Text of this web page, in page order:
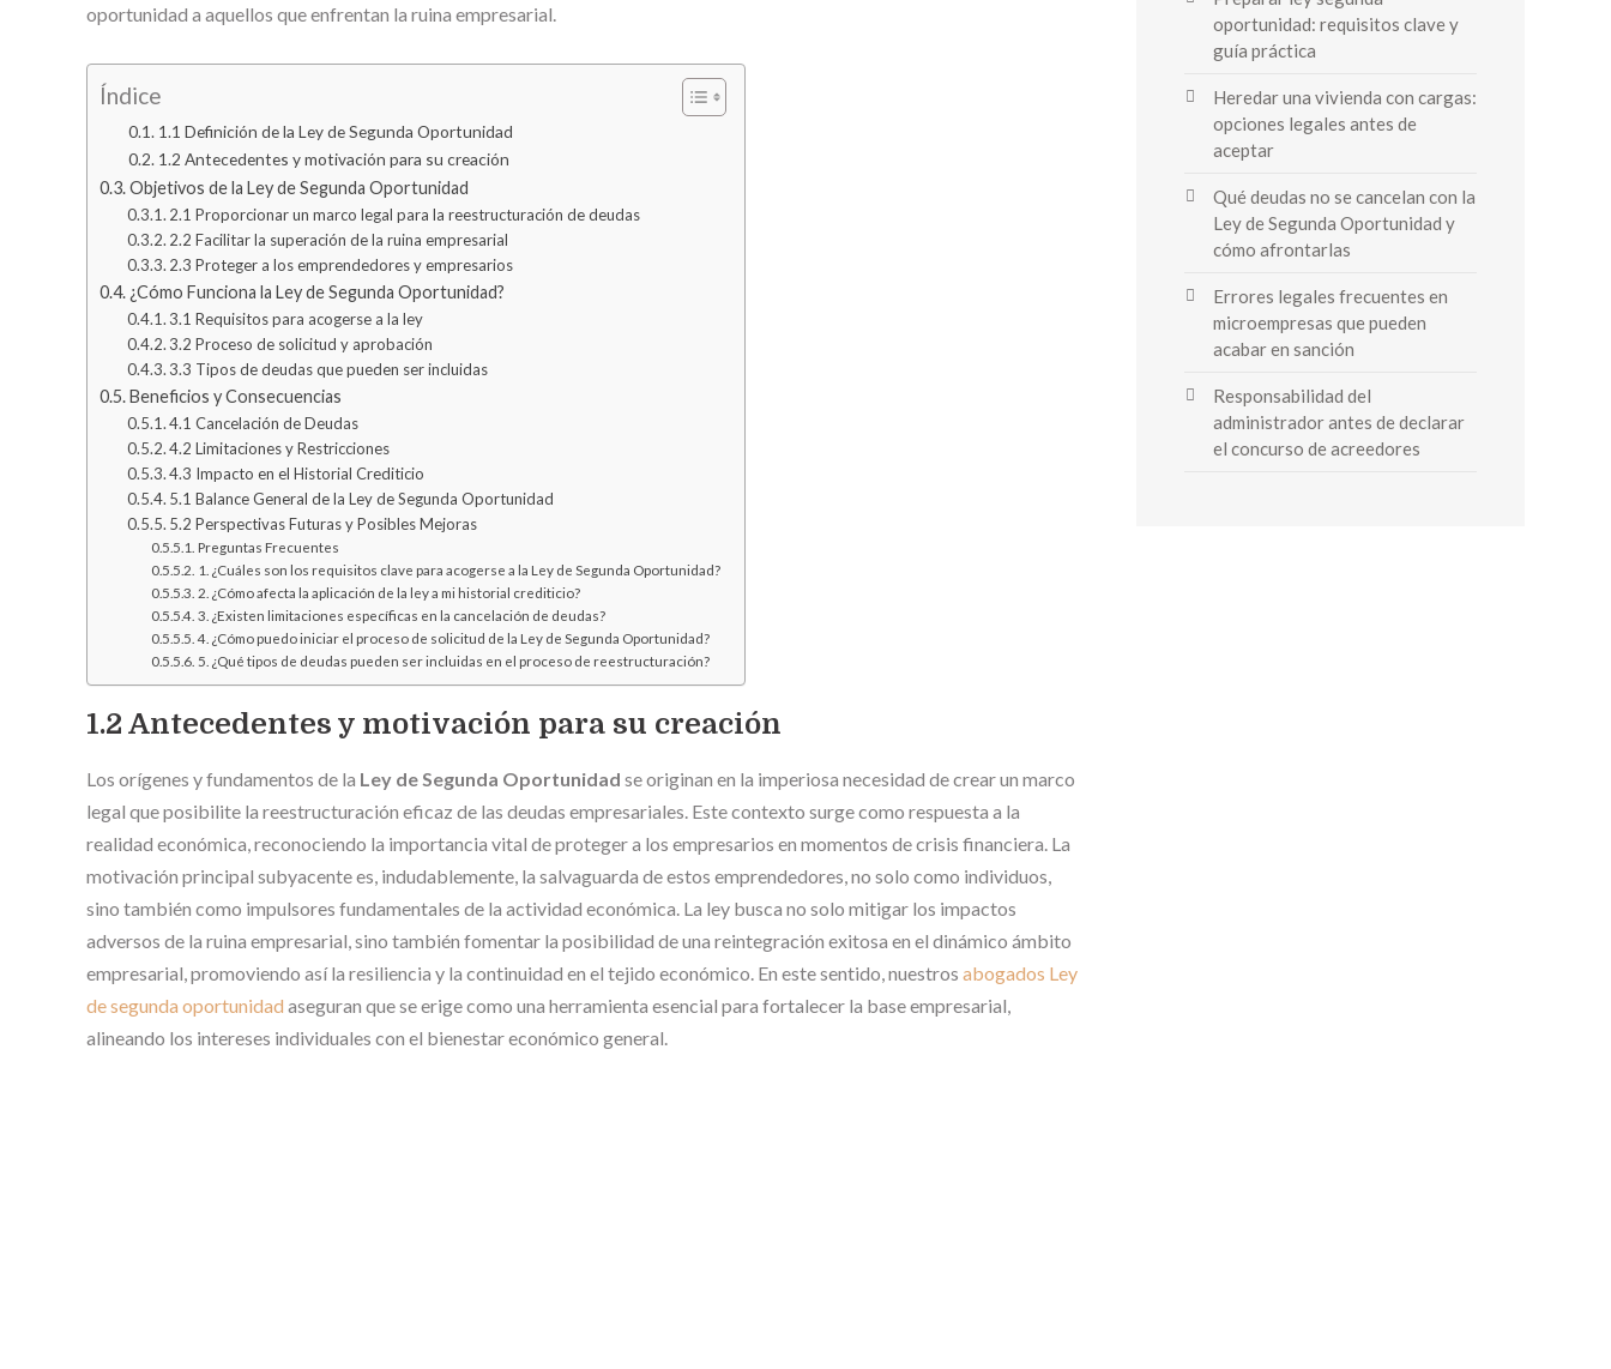
oportunidad a aquellos que enfrentan la ruina empresarial.
Índice
1.1 Definición de la Ley de Segunda Oportunidad
1.2 Antecedentes y motivación para su creación
Objetivos de la Ley de Segunda Oportunidad
2.1 Proporcionar un marco legal para la reestructuración de deudas
2.2 Facilitar la superación de la ruina empresarial
2.3 Proteger a los emprendedores y empresarios
¿Cómo Funciona la Ley de Segunda Oportunidad?
3.1 Requisitos para acogerse a la ley
3.2 Proceso de solicitud y aprobación
3.3 Tipos de deudas que pueden ser incluidas
Beneficios y Consecuencias
4.1 Cancelación de Deudas
4.2 Limitaciones y Restricciones
4.3 Impacto en el Historial Crediticio
5.1 Balance General de la Ley de Segunda Oportunidad
5.2 Perspectivas Futuras y Posibles Mejoras
Preguntas Frecuentes
1. ¿Cuáles son los requisitos clave para acogerse a la Ley de Segunda Oportunidad?
2. ¿Cómo afecta la aplicación de la ley a mi historial crediticio?
3. ¿Existen limitaciones específicas en la cancelación de deudas?
4. ¿Cómo puedo iniciar el proceso de solicitud de la Ley de Segunda Oportunidad?
5. ¿Qué tipos de deudas pueden ser incluidas en el proceso de reestructuración?
1.2 Antecedentes y motivación para su creación
Los orígenes y fundamentos de la Ley de Segunda Oportunidad se originan en la imperiosa necesidad de crear un marco
legal que posibilite la reestructuración eficaz de las deudas empresariales. Este contexto surge como respuesta a la
realidad económica, reconociendo la importancia vital de proteger a los empresarios en momentos de crisis financiera. La
motivación principal subyacente es, indudablemente, la salvaguarda de estos emprendedores, no solo como individuos,
sino también como impulsores fundamentales de la actividad económica. La ley busca no solo mitigar los impactos
adversos de la ruina empresarial, sino también fomentar la posibilidad de una reintegración exitosa en el dinámico ámbito
empresarial, promoviendo así la resiliencia y la continuidad en el tejido económico. En este sentido, nuestros abogados Ley
de segunda oportunidad aseguran que se erige como una herramienta esencial para fortalecer la base empresarial,
alineando los intereses individuales con el bienestar económico general.
oportunidad: requisitos clave y
guía práctica
Heredar una vivienda con cargas:
opciones legales antes de
aceptar
Qué deudas no se cancelan con la
Ley de Segunda Oportunidad y
cómo afrontarlas
Errores legales frecuentes en
microempresas que pueden
acabar en sanción
Responsabilidad del
administrador antes de declarar
el concurso de acreedores